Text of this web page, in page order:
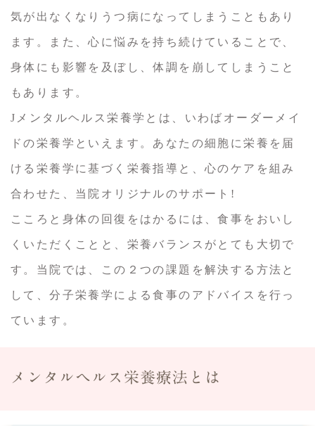
気が出なくなりうつ病になってしまうこともあり
ます。また、心に悩みを持ち続けていることで、
身体にも影響を及ぼし、体調を崩してしまうこと
もあります。
Jメンタルヘルス栄養学とは、いわばオーダーメイ
ドの栄養学といえます。あなたの細胞に栄養を届
ける栄養学に基づく栄養指導と、心のケアを組み
合わせた、当院オリジナルのサポート!
こころと身体の回復をはかるには、食事をおいし
くいただくことと、栄養バランスがとても大切で
す。当院では、この２つの課題を解決する方法と
して、分子栄養学による食事のアドバイスを行っ
ています。
メンタルヘルス栄養療法とは